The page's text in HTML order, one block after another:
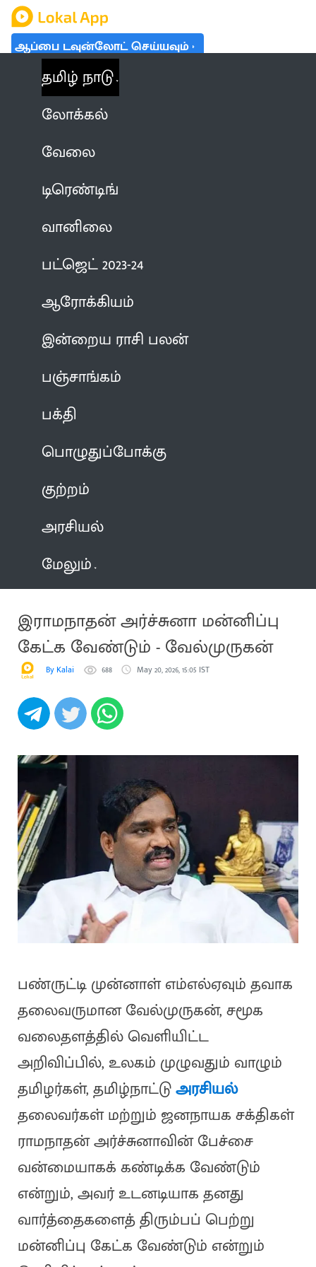
ஆப்பை டவுன்லோட் செய்யவும்
தமிழ் நாடு
லோக்கல்
வேலை
டிரெண்டிங்
வானிலை
பட்ஜெட் 2023-24
ஆரோக்கியம்
இன்றைய ராசி பலன்
பஞ்சாங்கம்
பக்தி
பொழுதுப்போக்கு
குற்றம்
அரசியல்
மேலும்
இராமநாதன் அர்ச்சுனா மன்னிப்பு
கேட்க வேண்டும் - வேல்முருகன்
By Kalai 688 May 20, 2026, 15:05 IST
பண்ருட்டி முன்னாள் எம்எல்ஏவும் தவாக
தலைவருமான வேல்முருகன், சமூக
வலைதளத்தில் வெளியிட்ட
அறிவிப்பில், உலகம் முழுவதும் வாழும்
தமிழர்கள், தமிழ்நாட்டுஅரசியல்
தலைவர்கள் மற்றும் ஜனநாயக சக்திகள்
ராமநாதன் அர்ச்சுனாவின் பேச்சை
வன்மையாகக் கண்டிக்க வேண்டும்
என்றும், அவர் உடனடியாக தனது
வார்த்தைகளைத் திரும்பப் பெற்று
மன்னிப்பு கேட்க வேண்டும் என்றும்